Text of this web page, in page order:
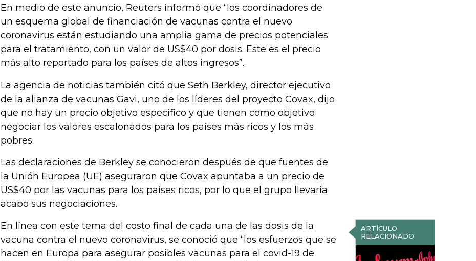
En medio de este anuncio, Reuters informó que “los coordinadores de
un esquema global de financiación de vacunas contra el nuevo
coronavirus están estudiando una amplia gama de precios potenciales
para el tratamiento, con un valor de US$40 por dosis. Este es el precio
más alto reportado para los países de altos ingresos”.
La agencia de noticias también citó que Seth Berkley, director ejecutivo
de la alianza de vacunas Gavi, uno de los líderes del proyecto Covax, dijo
que no hay un precio objetivo específico y que tienen como objetivo
negociar los valores escalonados para los países más ricos y los más
pobres.
Las declaraciones de Berkley se conocieron después de que fuentes de
la Unión Europea (UE) aseguraron que Covax apuntaba a un precio de
US$40 por las vacunas para los países ricos, por lo que el grupo llevaría
acabo sus negociaciones.
ARTÍCULO
RELACIONADO
En línea con este tema del costo final de cada una de las dosis de la
vacuna contra el nuevo coronavirus, se conoció que “los esfuerzos que se
hacen en Europa para asegurar posibles vacunas para el covid-19 de